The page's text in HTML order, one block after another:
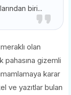
biri...
olan
pahasına gizemli
karar
ve yazıtlar bulan